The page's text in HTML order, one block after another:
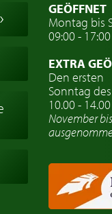
GEÖFFNET
Montag bis
09:00 - 17:00
EXTRA
Den ersten
Sonntag
10.00 - 14.00
November